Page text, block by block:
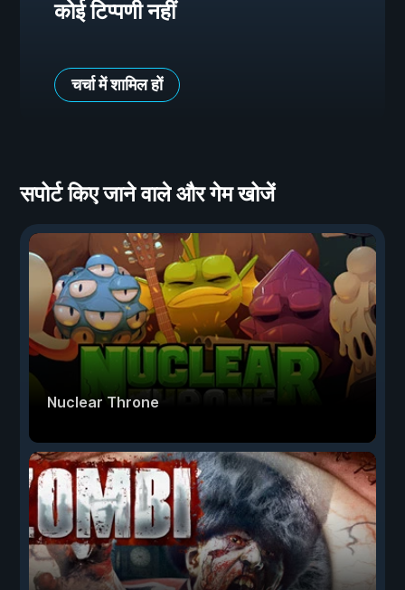
कोई टिप्पणी नहीं
चर्चा में शामिल हों
सपोर्ट किए जाने वाले और गेम खोजें
Nuclear Throne